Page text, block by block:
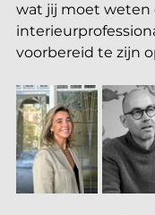
wat jij moet weten
voorbereid te zijn